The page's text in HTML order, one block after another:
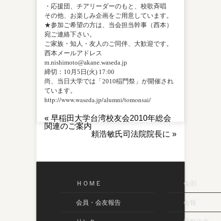
・応援団、チアリーダーのもと、校歌斉唱
その他、お楽しみ企画をご用意しています。
★参加ご希望の方は、当会担当幹事（西本）
宛ご連絡下さい。
ご家族・知人・友人のご同伴、大歓迎です。
西本メールアドレス
m.nishimoto@akane.waseda.jp
締切：10月5日(火) 17:00
尚、当日大学では「2010稲門祭」が開催され
ています。
http://www.waseda.jp/alumni/tomonsai/
« 早稲田大学台湾校友会2010年総会
関連のご案内
頼浩敏氏司法院院長に »
ＨＯＭＥ 会則
会員・会友報告 会報